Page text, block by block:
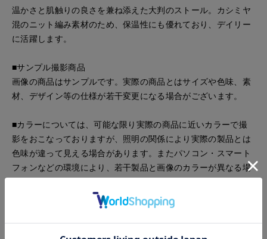
温かさと肌触りの良さを兼ね添えた大判のストール。カシミヤ
混のニット編み素材のため、保温性にも優れており、デイリー
に活躍します。
■サンプル撮影商品
画像の商品はサンプルです。実際の商品とはサイズや色味、素
材、デザイン等の仕様が若干変更になる場合がございます。
■カラーについては、可能な限り実際の商品に近いカラーで撮
影をおこなっておりますが、照明の関係により実際の製品とは
色味が違って見える場合があります。またパソコン・スマート
フォンなどの環境により、若干製品と画像のカラーが異なる場
となりませんので、予めご了承ください。
■サイズ表記はあくまで目安となります。